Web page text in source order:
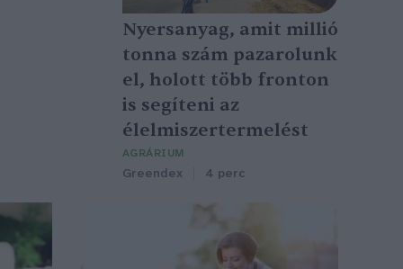
Nyersanyag, amit millió
tonna szám pazarolunk
el, holott több fronton
is segíteni az
élelmiszertermelést
AGRÁRIUM
Greendex 4 perc